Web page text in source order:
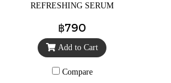
REFRESHING SERUM
อควา โกลว์ รีเฟรชชิ่ง เซรั่ม
คุชชั่น 04.แทน ราคา 490.-
(จากปกติราคา 790.-) (เน้นผิว
฿790
Add to Cart
Compare